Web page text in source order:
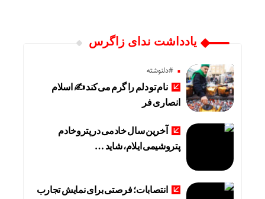
یادداشت ندای زاگرس
#دلنوشته
نام تو دلم را گرم می‌کند ✍️ اسلام
انصاری فر
آخرین سال خادمی در پتروخادم
پتروشیمی ایلام، شاید …
انتصابات؛ فرصتی برای نمایش تجارب